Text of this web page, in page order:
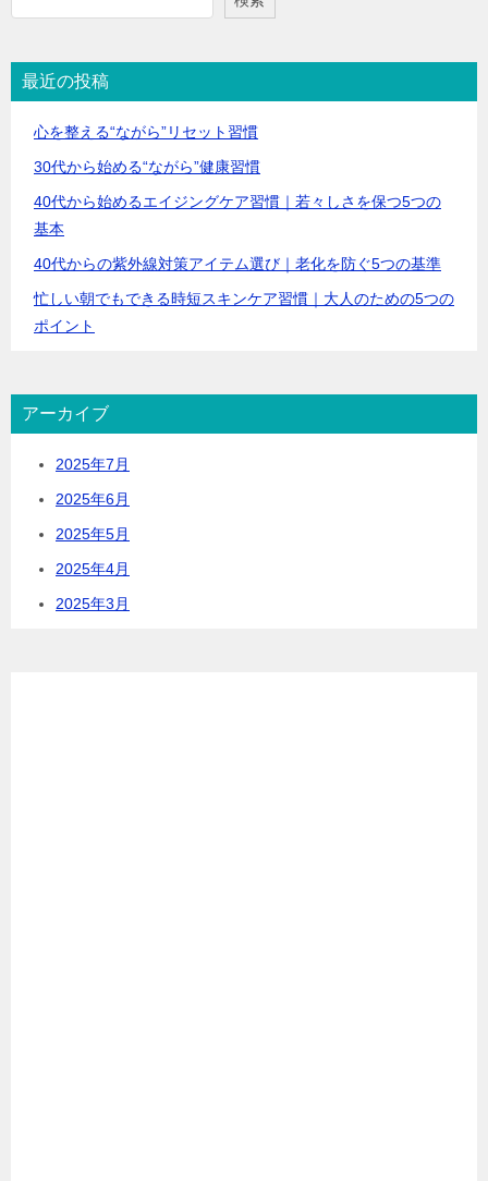
最近の投稿
心を整える“ながら”リセット習慣
30代から始める“ながら”健康習慣
40代から始めるエイジングケア習慣｜若々しさを保つ5つの
基本
40代からの紫外線対策アイテム選び｜老化を防ぐ5つの基準
忙しい朝でもできる時短スキンケア習慣｜大人のための5つの
ポイント
アーカイブ
2025年7月
2025年6月
2025年5月
2025年4月
2025年3月